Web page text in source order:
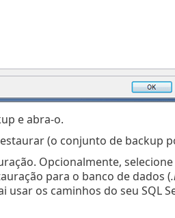
e abra-o.
(o conjunto de backup
Opcionalmente, selecione
para o banco de dados (
os caminhos do seu SQL